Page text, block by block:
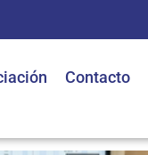
Contacto